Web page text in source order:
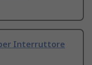
Interruttore